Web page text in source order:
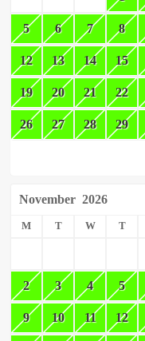
5 6 7 8
12 13 14 15
19 20 21 22
26 27 28 29
November 2026
M T W T
2 3 4 5
9 10 11 12